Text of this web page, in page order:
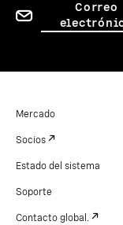
Correo
Mercado
Socios
Estado del sistema
Soporte
Contacto global.